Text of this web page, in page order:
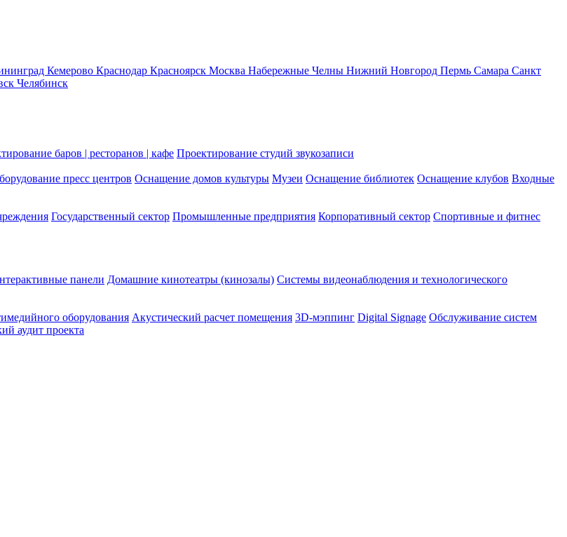
Кемерово Краснодар Красноярск Москва Набережные Челны Нижний Новгород Пермь Самара Санкт
Челябинск
баров | ресторанов | кафе Проектирование студий звукозаписи
пресс центров Оснащение домов культуры Музеи Оснащение библиотек Оснащение клубов Входные
Государственный сектор Промышленные предприятия Корпоративный сектор Спортивные и фитнес
панели Домашние кинотеатры (кинозалы) Системы видеонаблюдения и технологического
оборудования Акустический расчет помещения 3D-мэппинг Digital Signage Обслуживание систем
аудит проекта